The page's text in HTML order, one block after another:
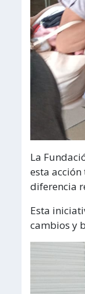
La
esta
diferencia
Esta
cambios y